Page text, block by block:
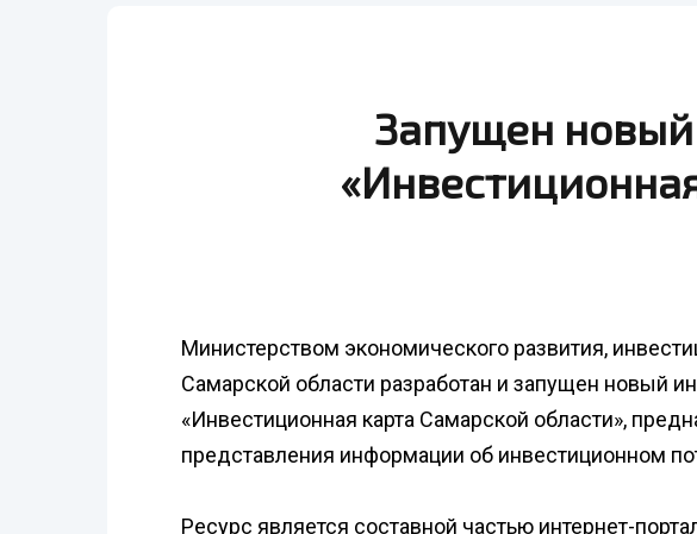
Запущен
Министерством экономического развития,
Самарской области разработан и запущен новый
«Инвестиционная карта Самарской области»,
представления информации об инвестиционном
Ресурс является составной частью интернет-